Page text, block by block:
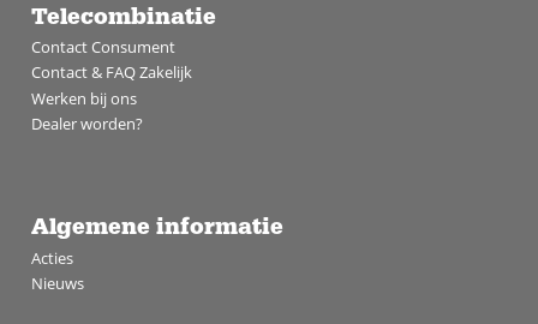
Telecombinatie
Contact Consument
Contact & FAQ Zakelijk
Werken bij ons
Dealer worden?
Algemene informatie
Acties
Nieuws